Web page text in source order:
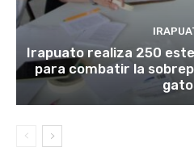
Irapuato realiza 250
para combatir la